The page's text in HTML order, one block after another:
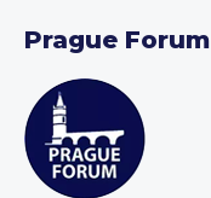
Prague Forum